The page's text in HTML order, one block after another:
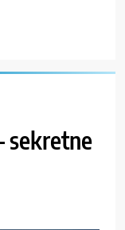
sekretne